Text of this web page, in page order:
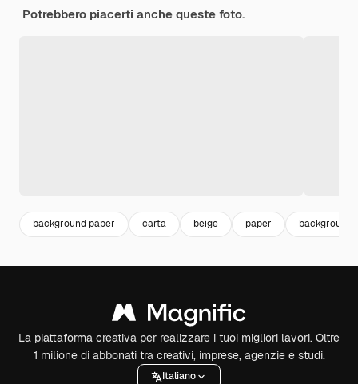
Potrebbero piacerti anche queste foto.
background paper carta beige paper background
La piattaforma creativa per realizzare i tuoi migliori lavori. Oltre
1 milione di abbonati tra creativi, imprese, agenzie e studi.
Italiano